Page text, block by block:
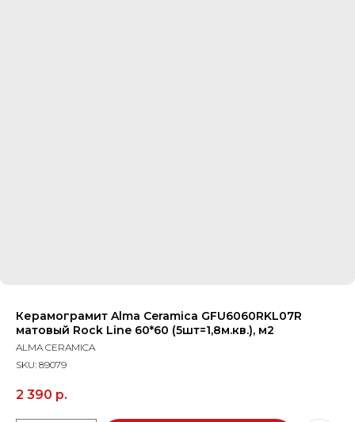
Керамограмит Alma Ceramica GFU6060RKL07R
матовый Rock Line 60*60 (5шт=1,8м.кв.), м2
ALMA CERAMICA
SKU: 89079
2 390 р.